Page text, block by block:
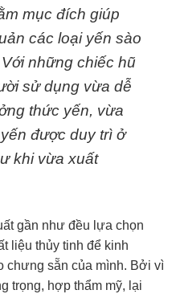
mục đích giúp
các loại yến sào
những chiếc hũ
sử dụng vừa dễ
thức yến, vừa
được duy trì ở
khi vừa xuất
gần như đều lựa chọn
liệu thủy tinh để kinh
chưng sẵn của mình. Bởi vì
trọng, hợp thẩm mỹ, lại